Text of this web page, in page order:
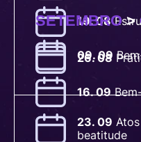
19. 08
26. 08
SETEMBRO>
09. 09
16. 09
23. 09 Atos
beatitude